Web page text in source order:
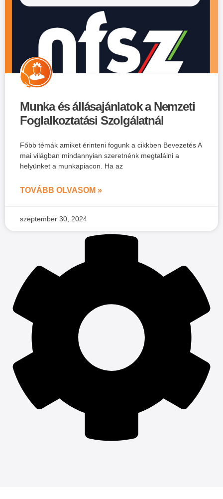
Munka és állásajánlatok a Nemzeti
Foglalkoztatási Szolgálatnál
Főbb témák amiket érinteni fogunk a cikkben Bevezetés A
mai világban mindannyian szeretnénk megtalálni a
helyünket a munkapiacon. Ha az
TOVÁBB OLVASOM »
szeptember 30, 2024